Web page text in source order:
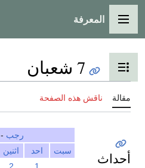
القائمة الرئيسية
المعرفة
تبديل عرض جدول المحتويات
7 شعبان
مقالة ناقش هذه الصفحة
رجب -
سبت
احد اثنين أحداث